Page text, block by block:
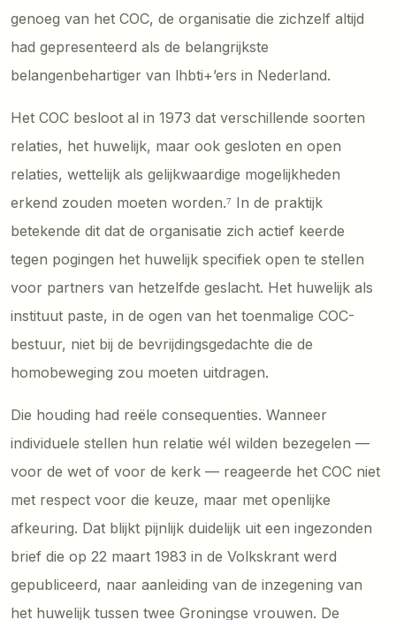
genoeg van het COC, de organisatie die zichzelf altijd
had gepresenteerd als de belangrijkste
belangenbehartiger van lhbti+’ers in Nederland.
Het COC besloot al in 1973 dat verschillende soorten
relaties, het huwelijk, maar ook gesloten en open
relaties, wettelijk als gelijkwaardige mogelijkheden
erkend zouden moeten worden.⁷ In de praktijk
betekende dit dat de organisatie zich actief keerde
tegen pogingen het huwelijk specifiek open te stellen
voor partners van hetzelfde geslacht. Het huwelijk als
instituut paste, in de ogen van het toenmalige COC-
bestuur, niet bij de bevrijdingsgedachte die de
homobeweging zou moeten uitdragen.
Die houding had reële consequenties. Wanneer
individuele stellen hun relatie wél wilden bezegelen —
voor de wet of voor de kerk — reageerde het COC niet
met respect voor die keuze, maar met openlijke
afkeuring. Dat blijkt pijnlijk duidelijk uit een ingezonden
brief die op 22 maart 1983 in de Volkskrant werd
gepubliceerd, naar aanleiding van de inzegening van
het huwelijk tussen twee Groningse vrouwen. De